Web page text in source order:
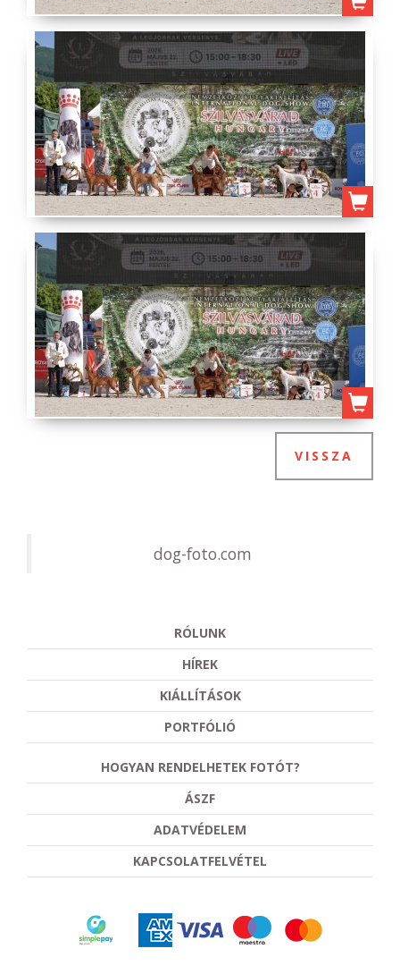
VISSZA
dog-foto.com
RÓLUNK
HÍREK
KIÁLLÍTÁSOK
PORTFÓLIÓ
HOGYAN RENDELHETEK FOTÓT?
ÁSZF
ADATVÉDELEM
KAPCSOLATFELVÉTEL